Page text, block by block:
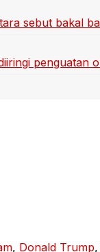
sebut bakal
penguatan
, Donald Trump,